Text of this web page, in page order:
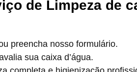
de Limpeza de
preencha nosso formulário.
sua caixa d’água.